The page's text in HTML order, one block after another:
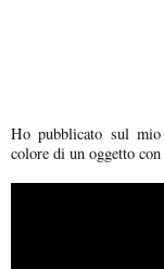
Ho pubblicato sul mio
colore di un oggetto con